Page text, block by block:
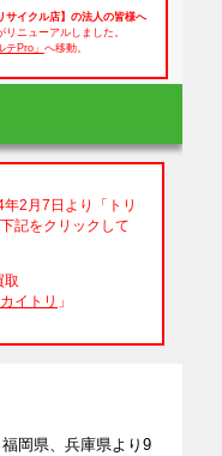
サイクル店】の法人の皆様へ
リニューアルしました。
テPro」 へ移動。
2月7日より「トリ
記をクリックして
取
イトリ 」
岡県、兵庫県より9